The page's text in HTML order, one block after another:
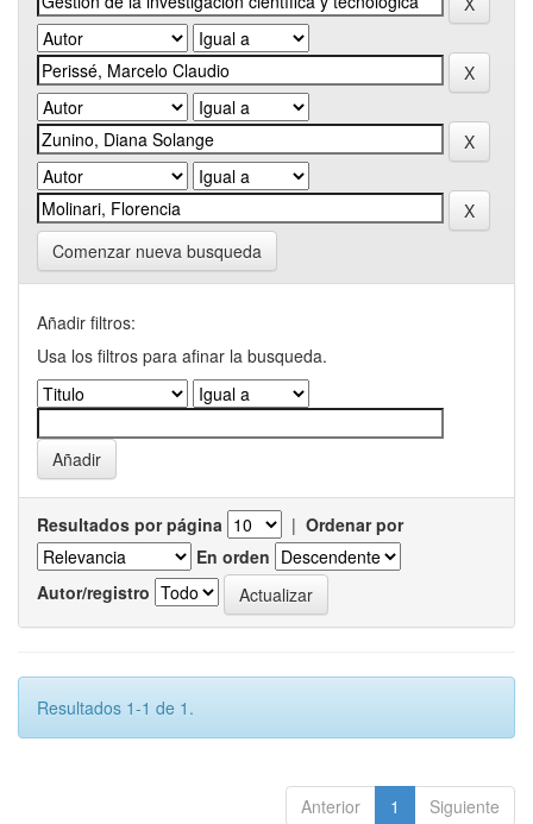
Comenzar nueva busqueda
Añadir filtros:
Usa los filtros para afinar la busqueda.
Resultados por página | Ordenar por
En orden
Autor/registro
Resultados 1-1 de 1.
Anterior 1 Siguiente